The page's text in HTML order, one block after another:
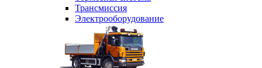
Трансмиссия
Электрооборудование